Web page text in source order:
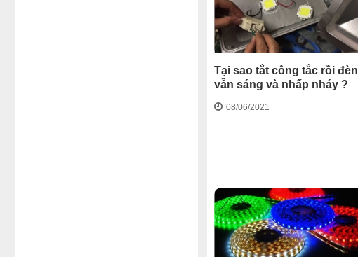
Tại sao tắt công tắc rồi đèn
vẫn sáng và nhấp nháy ?
08/06/2021